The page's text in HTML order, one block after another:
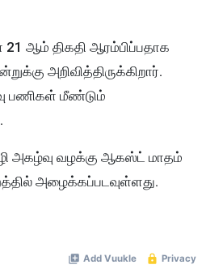
ஆம் திகதி ஆரம்பிப்பதாக
அறிவித்திருக்கிறார்.
பணிகள் மீண்டும்
அகழ்வு வழக்கு ஆகஸ்ட் மாதம்
அழைக்கப்படவுள்ளது.